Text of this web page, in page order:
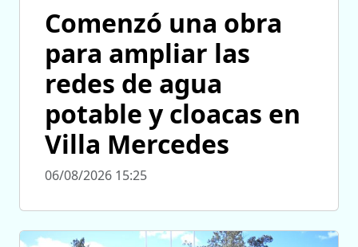
Comenzó una obra
para ampliar las
redes de agua
potable y cloacas en
Villa Mercedes
06/08/2026 15:25